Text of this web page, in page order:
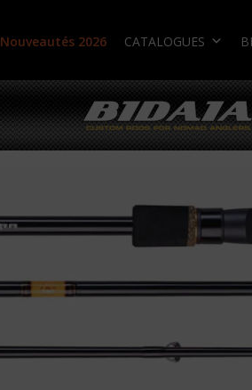
Nouveautés 2026 CATALOGUES